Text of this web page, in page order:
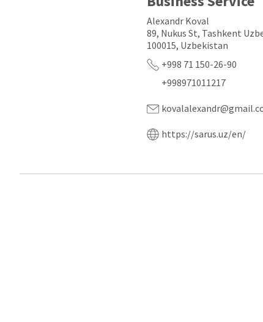
Alexandr Koval
89, Nukus St, Tashkent
100015, Uzbekistan
+998 71 150-26-90
+998971011217
https://sarus.uz/en/